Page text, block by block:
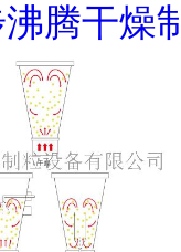
腾干燥